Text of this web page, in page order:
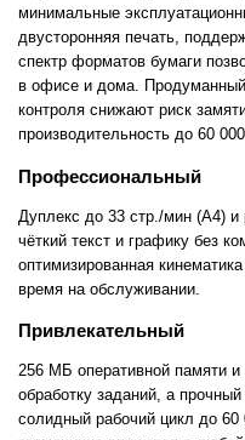
минимальные
двусторонняя печать,
спектр форматов бумаги
в офисе и дома.
контроля снижают риск
производительность до 60
Профессиональный
Дуплекс до 33 стр./мин (A4)
чёткий текст и графику без
оптимизированная
время на обслуживании.
Привлекательный
256 МБ оперативной памяти
обработку заданий, а
солидный рабочий цикл до 60